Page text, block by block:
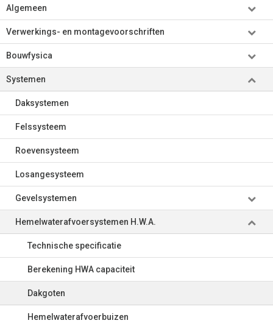
Algemeen
Verwerkings- en montagevoorschriften
Bouwfysica
Systemen
Daksystemen
Felssysteem
Roevensysteem
Losangesysteem
Gevelsystemen
Hemelwaterafvoersystemen H.W.A.
Technische specificatie
Berekening HWA capaciteit
Dakgoten
Hemelwaterafvoerbuizen